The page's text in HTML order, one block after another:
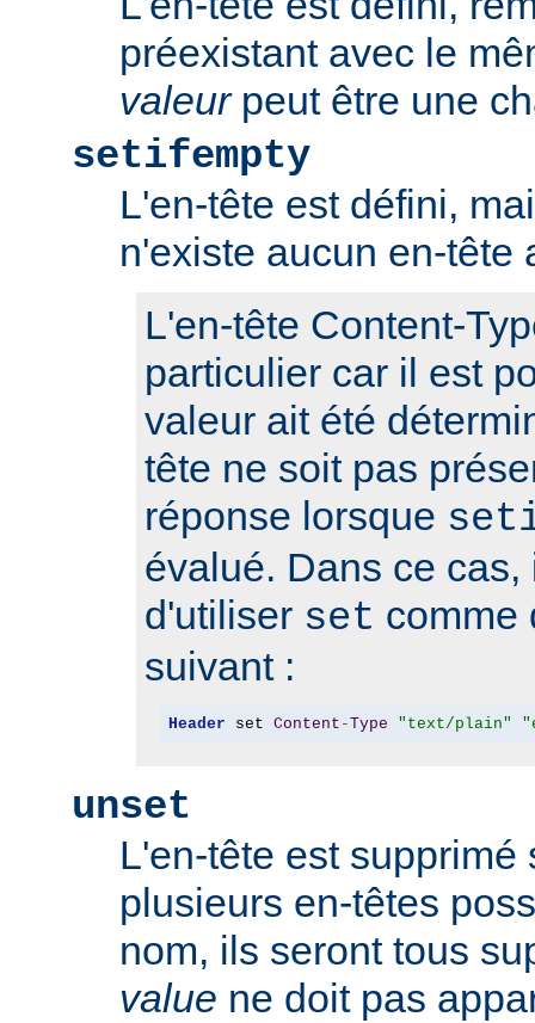
préexistant avec le
valeurpeut être une
setifempty
L'en-tête est défini,
n'existe aucun en-tête
L'en-tête Content-
particulier car il est
valeur ait été
tête ne soit pas
réponse lorsque
évalué. Dans ce
d'utiliser set comme
suivant :
Header set Content -Type "text/plain"
unset
L'en-tête est supprimé
plusieurs en-têtes
nom, ils seront tous
value ne doit pas